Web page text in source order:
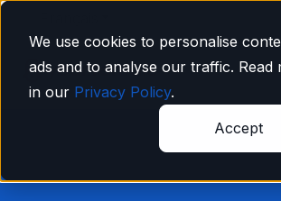
We use cookies to personalise
ads and to analyse our traffic. Read
in our Privacy Policy.
Accept